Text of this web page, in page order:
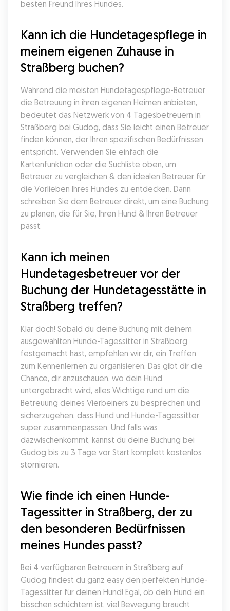
besten Freund Ihres Hundes.
Kann ich die Hundetagespflege in
meinem eigenen Zuhause in
Straßberg buchen?
Während die meisten Hundetagespflege-Betreuer
die Betreuung in ihren eigenen Heimen anbieten,
bedeutet das Netzwerk von 4 Tagesbetreuern in
Straßberg bei Gudog, dass Sie leicht einen Betreuer
finden können, der Ihren spezifischen Bedürfnissen
entspricht. Verwenden Sie einfach die
Kartenfunktion oder die Suchliste oben, um
Betreuer zu vergleichen & den idealen Betreuer für
die Vorlieben Ihres Hundes zu entdecken. Dann
schreiben Sie dem Betreuer direkt, um eine Buchung
zu planen, die für Sie, Ihren Hund & Ihren Betreuer
passt.
Kann ich meinen
Hundetagesbetreuer vor der
Buchung der Hundetagesstätte in
Straßberg treffen?
Klar doch! Sobald du deine Buchung mit deinem
ausgewählten Hunde-Tagessitter in Straßberg
festgemacht hast, empfehlen wir dir, ein Treffen
zum Kennenlernen zu organisieren. Das gibt dir die
Chance, dir anzuschauen, wo dein Hund
untergebracht wird, alles Wichtige rund um die
Betreuung deines Vierbeiners zu besprechen und
sicherzugehen, dass Hund und Hunde-Tagessitter
super zusammenpassen. Und falls was
dazwischenkommt, kannst du deine Buchung bei
Gudog bis zu 3 Tage vor Start komplett kostenlos
stornieren.
Wie finde ich einen Hunde-
Tagessitter in Straßberg, der zu
den besonderen Bedürfnissen
meines Hundes passt?
Bei 4 verfügbaren Betreuern in Straßberg auf
Gudog findest du ganz easy den perfekten Hunde-
Tagessitter für deinen Hund! Egal, ob dein Hund ein
bisschen schüchtern ist, viel Bewegung braucht